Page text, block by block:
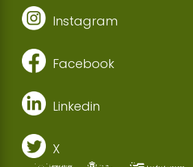
Instagram
Facebook
Linkedin
X